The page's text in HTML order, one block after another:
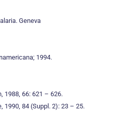
Geneva
1994.
1988, 66: 621 – 626.
1990, 84 (Suppl. 2): 23 – 25.